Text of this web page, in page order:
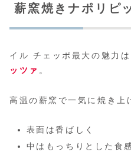
薪窯焼きナポリピ
イル チェッポ最大の魅力は
ッツァ 。
高温の薪窯で一気に焼き上
表面は香ばしく
中はもっちりとした食